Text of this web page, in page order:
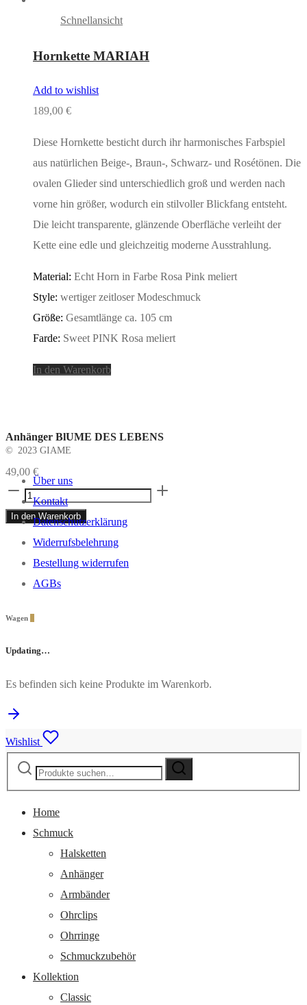
Schnellansicht
Hornkette MARIAH
Add to wishlist
189,00 €
Diese Hornkette besticht durch ihr harmonisches Farbspiel
aus natürlichen Beige-, Braun-, Schwarz- und Rosétönen. Die
ovalen Glieder sind unterschiedlich groß und werden nach
vorne hin größer, wodurch ein stilvoller Blickfang entsteht.
Die leicht transparente, glänzende Oberfläche verleiht der
Kette eine edle und gleichzeitig moderne Ausstrahlung.
Material: Echt Horn in Farbe Rosa Pink meliert
Style: wertiger zeitloser Modeschmuck
Größe: Gesamtlänge ca. 105 cm
Farde: Sweet PINK Rosa meliert
In den Warenkorb
Anhänger BlUME DES LEBENS
49,00 €
Anhänger
BlUME
In den Warenkorb
© 2023 GIAME
Über uns
Kontakt
Datenschutzerklärung
Widerrufsbelehrung
Bestellung widerrufen
AGBs
Wagen
Updating…
Es befinden sich keine Produkte im Warenkorb.
Wishlist
Suche
Suche
Home
Schmuck
Halsketten
Anhänger
Armbänder
Ohrclips
Ohrringe
Schmuckzubehör
Kollektion
Classic